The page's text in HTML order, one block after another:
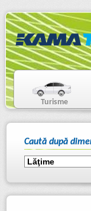
Turisme
Caută după